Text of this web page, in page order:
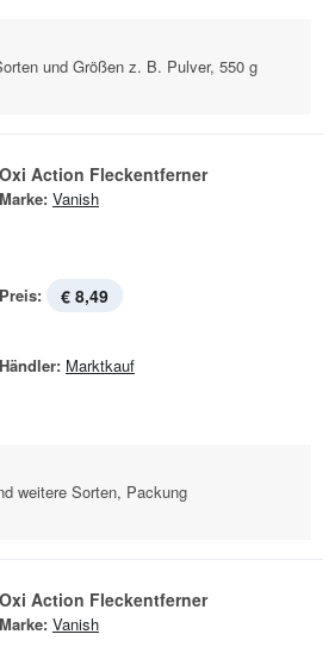
und Größen z. B. Pulver, 550 g
Oxi Action Fleckentferner
Marke: Vanish
Preis: € 8,49
Händler: Marktkauf
weitere Sorten, Packung
Oxi Action Fleckentferner
Marke: Vanish